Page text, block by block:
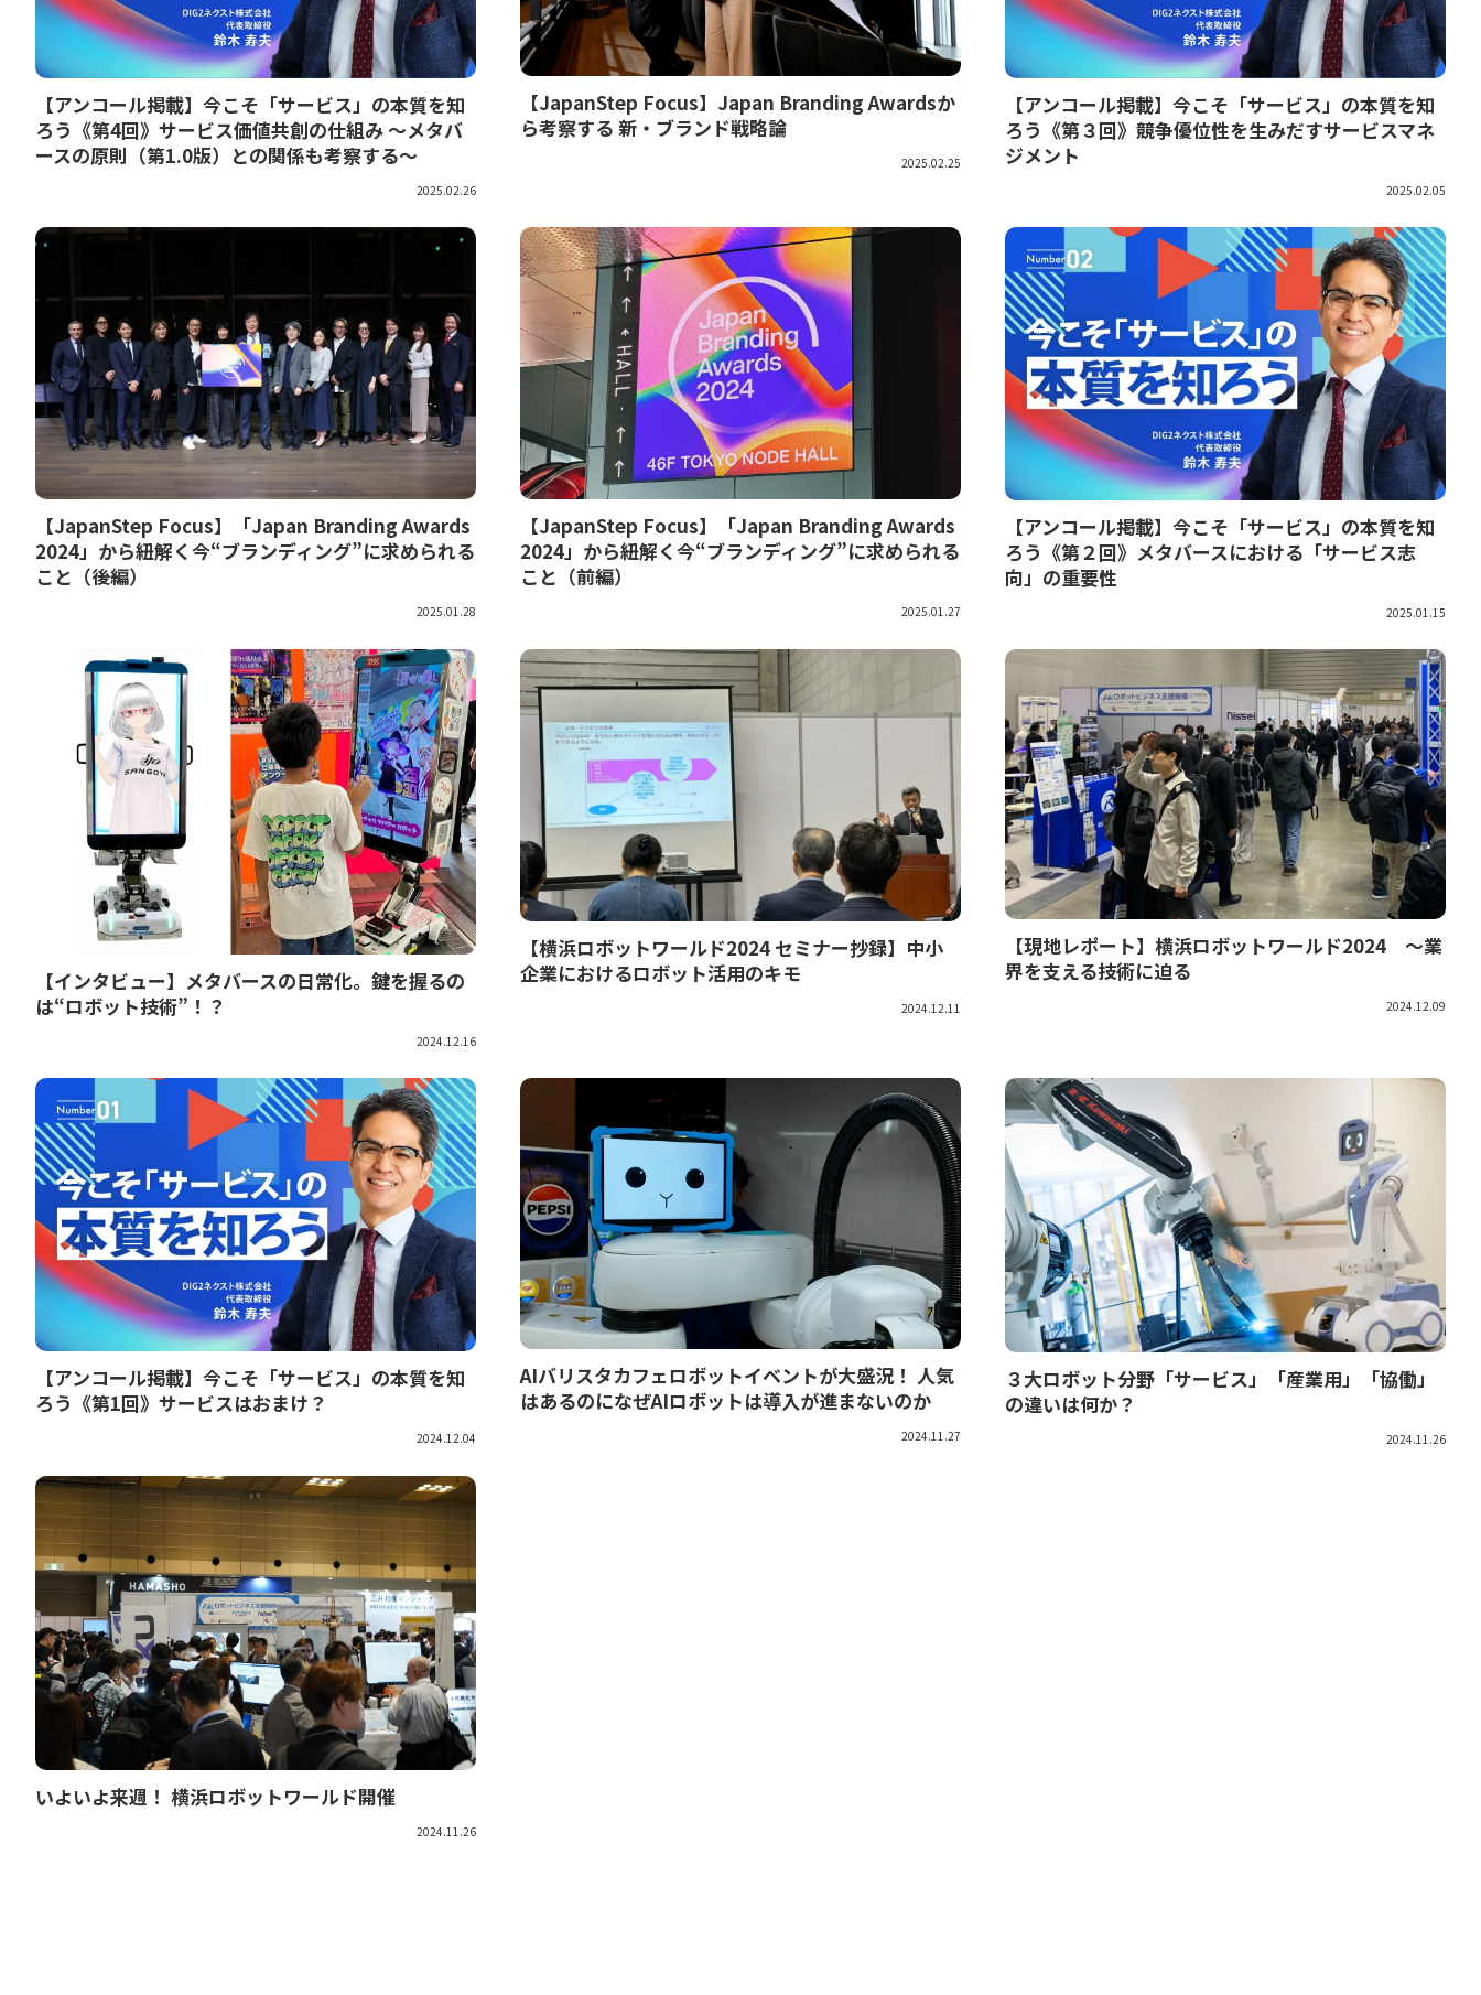
【アンコール掲載】今こそ「サービス」の本質を知
ろう《第4回》サービス価値共創の仕組み ～メタバ
ースの原則（第1.0版）との関係も考察する～
2025.02.26
【JapanStep Focus】Japan Branding Awardsか
ら考察する 新・ブランド戦略論
2025.02.25
【アンコール掲載】今こそ「サービス」の本質を知
ろう《第３回》競争優位性を生みだすサービスマネ
ジメント
2025.02.05
【JapanStep Focus】「Japan Branding Awards
2024」から紐解く今“ブランディング”に求められる
こと（後編）
2025.01.28
【JapanStep Focus】「Japan Branding Awards
2024」から紐解く今“ブランディング”に求められる
こと（前編）
2025.01.27
【アンコール掲載】今こそ「サービス」の本質を知
ろう《第２回》メタバースにおける「サービス志
向」の重要性
2025.01.15
【インタビュー】メタバースの日常化。鍵を握るの
は“ロボット技術”！？
2024.12.16
【横浜ロボットワールド2024 セミナー抄録】中小
企業におけるロボット活用のキモ
2024.12.11
【現地レポート】横浜ロボットワールド2024 ～業
界を支える技術に迫る
2024.12.09
【アンコール掲載】今こそ「サービス」の本質を知
ろう《第1回》サービスはおまけ？
2024.12.04
AIバリスタカフェロボットイベントが大盛況！ 人気
はあるのになぜAIロボットは導入が進まないのか
2024.11.27
３大ロボット分野「サービス」「産業用」「協働」
の違いは何か？
2024.11.26
いよいよ来週！ 横浜ロボットワールド開催
2024.11.26